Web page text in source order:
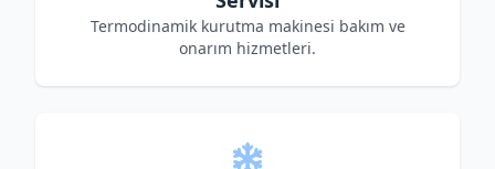
Termodinamik kurutma makinesi bakım ve
onarım hizmetleri.